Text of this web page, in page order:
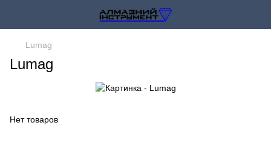
Lumag
Lumag
Нет товаров